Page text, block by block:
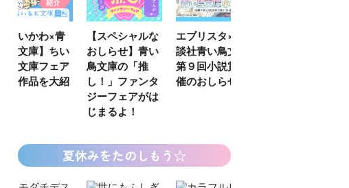
【ちいかわ×青
い鳥文庫】ちい
あお文庫フェア
対象作品を大紹
【スペシャルな
おしらせ】青い
鳥文庫の「推
し！」ファンタ
ジーフェアがは
じまるよ！
エブリスタ×講
談社青い鳥文庫
第９回小説賞開
催のおしらせ
夏休みをたのしもう☆